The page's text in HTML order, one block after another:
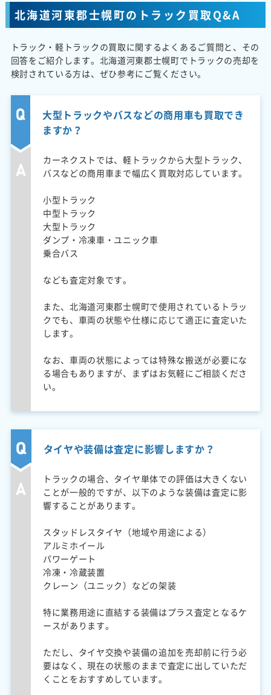
北海道河東郡士幌町のトラック買取Q&A
トラック・軽トラックの買取に関するよくあるご質問と、その
回答をご紹介します。北海道河東郡士幌町でトラックの売却を
検討されている方は、ぜひ参考にご覧ください。
大型トラックやバスなどの商用車も買取でき
ますか？
カーネクストでは、軽トラックから大型トラック、
バスなどの商用車まで幅広く買取対応しています。
小型トラック
中型トラック
大型トラック
ダンプ・冷凍車・ユニック車
乗合バス
なども査定対象です。
また、北海道河東郡士幌町で使用されているトラッ
クでも、車両の状態や仕様に応じて適正に査定いた
します。
なお、車両の状態によっては特殊な搬送が必要にな
る場合もありますが、まずはお気軽にご相談くださ
い。
タイヤや装備は査定に影響しますか？
トラックの場合、タイヤ単体での評価は大きくない
ことが一般的ですが、以下のような装備は査定に影
響することがあります。
スタッドレスタイヤ（地域や用途による）
アルミホイール
パワーゲート
冷凍・冷蔵装置
クレーン（ユニック）などの架装
特に業務用途に直結する装備はプラス査定となるケ
ースがあります。
ただし、タイヤ交換や装備の追加を売却前に行う必
要はなく、現在の状態のままで査定に出していただ
くことをおすすめしています。